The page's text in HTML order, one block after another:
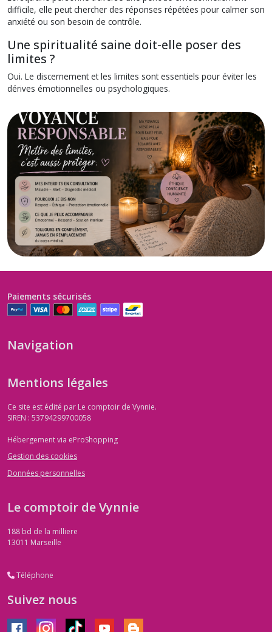
difficile, elle peut chercher des réponses répétées pour calmer son
anxiété ou son besoin de contrôle.
Une spiritualité saine doit-elle poser des
limites ?
Oui. Le discernement et les limites sont essentiels pour éviter les
dérives émotionnelles ou psychologiques.
Paiements sécurisés
Navigation
Mentions légales
Ce site est édité par Le comptoir de Vynnie.
SIREN : 53794299700058
Hébergement via eProShopping
Gestion des cookies
Données personnelles
Le comptoir de Vynnie
188 bd de la milliere
13011 Marseille
Téléphone
Suivez nous